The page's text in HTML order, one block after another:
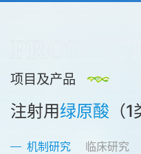
项目及产品
注射用绿原酸 （
机制研究 临床研究